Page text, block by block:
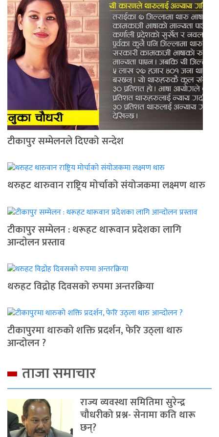
टीकापुर सम्मेलनले दिएको सन्देश
थरुहट थारुवान राष्ट्रिय मोर्चाको संयोजकमा लक्ष्मण थारु
टीकापुर सम्मेलन : थरूहट थारूवान प्रदेशका लागि
आन्दाेलन प्रस्ताव
थरुहट विद्रोह दिवसको रुपमा अन्तरक्रिया
टीकापुरमा थारुको शक्ति प्रदर्शन, फेरि उठ्ला थारु
आन्दोलन ?
ताजा समाचार
राज्य व्यवस्था समितिमा सुरेन्द्र
चौधरीको प्रश्न- सेनामा कति थारू
छन्?